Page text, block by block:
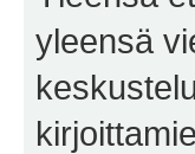
yleensä